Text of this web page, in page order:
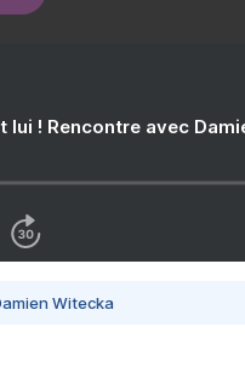
! Rencontre avec
Witecka